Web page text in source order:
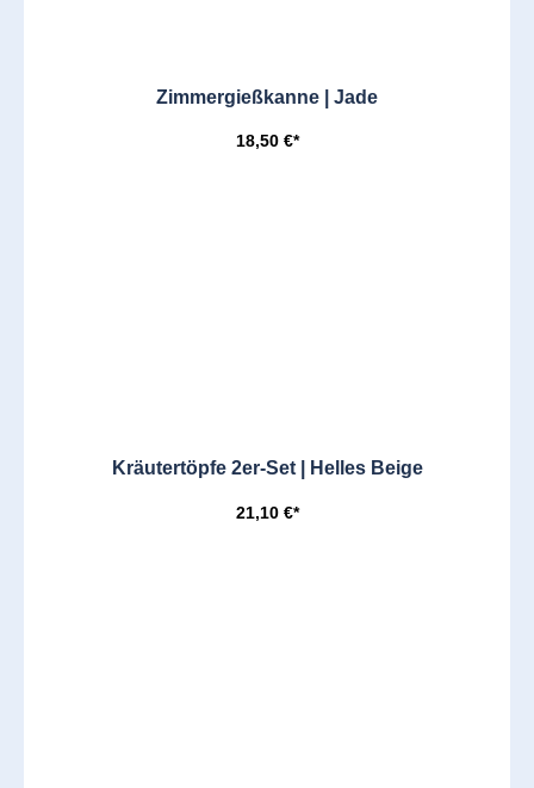
Zimmergießkanne | Jade
18,50 €*
Kräutertöpfe 2er-Set | Helles Beige
21,10 €*